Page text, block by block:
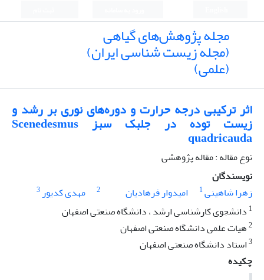
مجله پژوهش‌های گیاهی
(مجله زیست شناسی ایران)
(علمی)
اثر ترکیبی درجه حرارت و دوره‌های نوری بر رشد و
زیست توده در جلبک سبز Scenedesmus
quadricauda
نوع مقاله : مقاله پژوهشی
نویسندگان
زهرا شاهینی1 امیدوار فرهادیان 2 مهدی کدیور3
1 دانشجوی کارشناسی ارشد ، دانشگاه صنعتی اصفهان
2هیات علمی دانشگاه صنعتی اصفهان
3استاد دانشگاه صنعتی اصفهان
چکیده